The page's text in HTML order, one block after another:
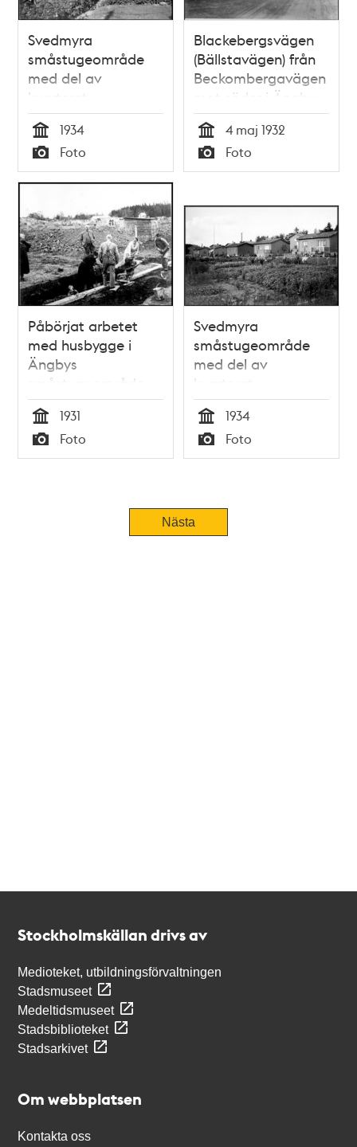
Svedmyra
småstugeområde
med del av
kvarteret
Dombrevet
Tid
1934
Typ
Foto
Blackebergsvägen
(Bällstavägen) från
Beckombergavägen
mot söder i Ängby
småstugeområde
som är under
byggnad
Tid
4 maj 1932
Typ
Foto
Påbörjat arbetet
med husbygge i
Ängbys
småstugeområde
Tid
1931
Typ
Foto
Svedmyra
småstugeområde
med del av
kvarteret
Dombrevet
Tid
1934
Typ
Foto
Nästa
Stockholmskällan drivs av
Medioteket, utbildningsförvaltningen
Stadsmuseet
Medeltidsmuseet
Stadsbiblioteket
Stadsarkivet
Om webbplatsen
Kontakta oss